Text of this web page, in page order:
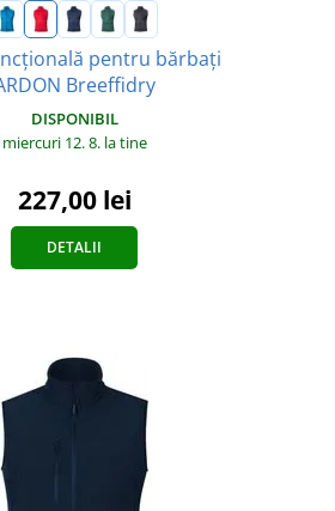
pentru bărbați
Breeffidry
DISPONIBIL
miercuri 12. 8. la tine
227,00 lei
DETALII